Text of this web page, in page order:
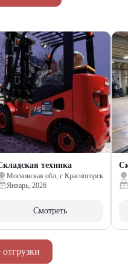
техника
Московская обл, г Красногорск
Январь, 2026
Смотреть